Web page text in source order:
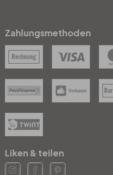
Zahlungsmethoden
Liken & teilen